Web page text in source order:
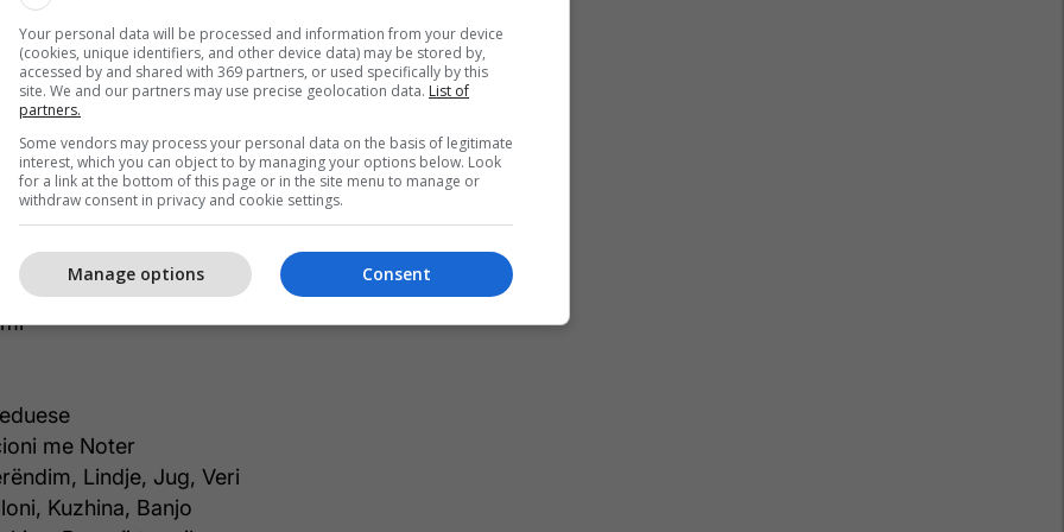
karakterizohet nga ambient i qetë dhe siguri,
të përshtatshme për familje që kërkojnë
dhe standard të lartë jetese.
dhe informata të pronës:
me Noter
Lindje, Jug, Veri
Kuzhina, Banjo
Your personal data will be processed and information from your device
(cookies, unique identifiers, and other device data) may be stored by,
accessed by and shared with 369 partners, or used specifically by this
site. We and our partners may use precise geolocation data. List of
partners.
Some vendors may process your personal data on the basis of legitimate
interest, which you can object to by managing your options below. Look
for a link at the bottom of this page or in the site menu to manage or
withdraw consent in privacy and cookie settings.
Consent
Manage options